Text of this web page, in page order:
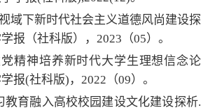
域下新时代社会主义道德风尚建设探
报（社科版），2023（05）。
精神培养新时代大学生理想信念论
报(社科版)，2022（09）。
教育融入高校校园建设文化建设探析.